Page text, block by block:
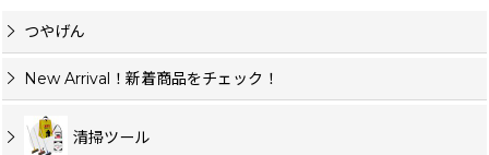
つやげん
New Arrival！新着商品をチェック！
清掃ツール